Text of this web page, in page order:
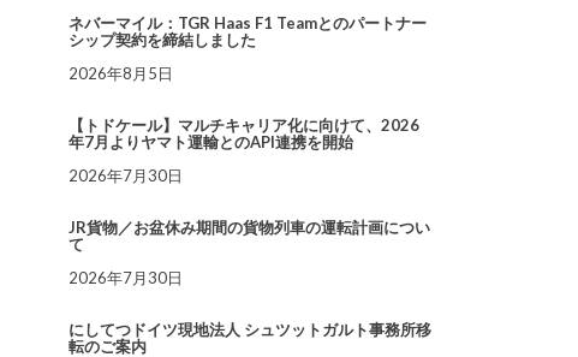
ネバーマイル：TGR Haas F1 Teamとのパートナー
シップ契約を締結しました
2026年8月5日
【トドケール】マルチキャリア化に向けて、2026
年7月よりヤマト運輸とのAPI連携を開始
2026年7月30日
JR貨物／お盆休み期間の貨物列車の運転計画につい
て
2026年7月30日
にしてつドイツ現地法人 シュツットガルト事務所移
転のご案内